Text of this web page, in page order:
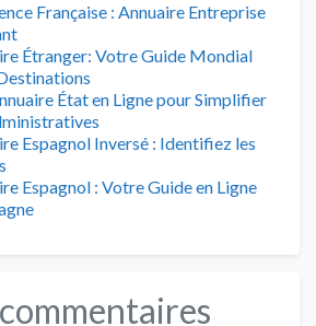
Française : Annuaire Entreprise
Étranger: Votre Guide Mondial
État en Ligne pour Simplifier
Espagnol Inversé : Identifiez les
Espagnol : Votre Guide en Ligne